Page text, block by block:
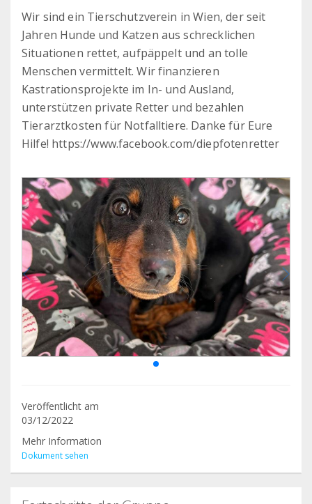
Wir sind ein Tierschutzverein in Wien, der seit
Jahren Hunde und Katzen aus schrecklichen
Situationen rettet, aufpäppelt und an tolle
Menschen vermittelt. Wir finanzieren
Kastrationsprojekte im In- und Ausland,
unterstützen private Retter und bezahlen
Tierarztkosten für Notfalltiere. Danke für Eure
Hilfe! https://www.facebook.com/diepfotenretter
Veröffentlicht am
03/12/2022
Mehr Information
Dokument sehen